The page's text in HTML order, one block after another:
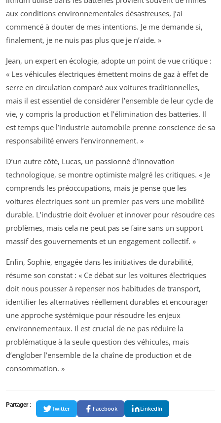
aux conditions environnementales désastreuses, j’ai
commencé à douter de mes intentions. Je me demande si,
finalement, je ne nuis pas plus que je n’aide. »
Jean, un expert en écologie, adopte un point de vue critique :
« Les véhicules électriques émettent moins de gaz à effet de
serre en circulation comparé aux voitures traditionnelles,
mais il est essentiel de considérer l’ensemble de leur cycle de
vie, y compris la production et l’élimination des batteries. Il
est temps que l’industrie automobile prenne conscience de sa
responsabilité envers l’environnement. »
D’un autre côté, Lucas, un passionné d’innovation
technologique, se montre optimiste malgré les critiques. « Je
comprends les préoccupations, mais je pense que les
voitures électriques sont un premier pas vers une mobilité
durable. L’industrie doit évoluer et innover pour résoudre ces
problèmes, mais cela ne peut pas se faire sans un support
massif des gouvernements et un engagement collectif. »
Enfin, Sophie, engagée dans les initiatives de durabilité,
résume son constat : « Ce débat sur les voitures électriques
doit nous pousser à repenser nos habitudes de transport,
identifier les alternatives réellement durables et encourager
une approche systémique pour résoudre les enjeux
environnementaux. Il est crucial de ne pas réduire la
problématique à la seule question des véhicules, mais
d’englober l’ensemble de la chaîne de production et de
consommation. »
Partager :
Twitter Facebook LinkedIn